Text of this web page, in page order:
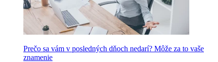
Prečo sa vám v posledných dňoch nedarí? Môže za to vaše
znamenie